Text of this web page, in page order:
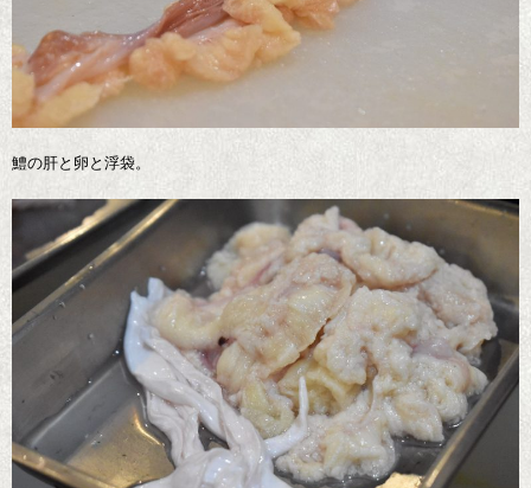
鱧の肝と卵と浮袋。